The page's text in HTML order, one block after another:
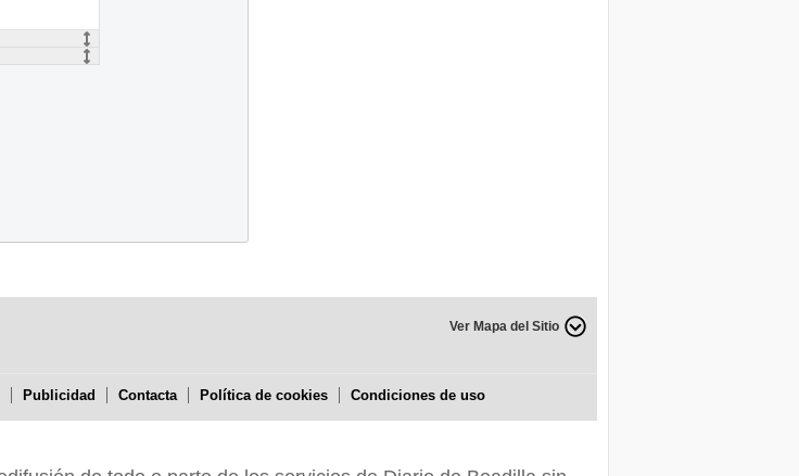
Ver Mapa del Sitio
Publicidad Contacta Política de cookies Condiciones de uso